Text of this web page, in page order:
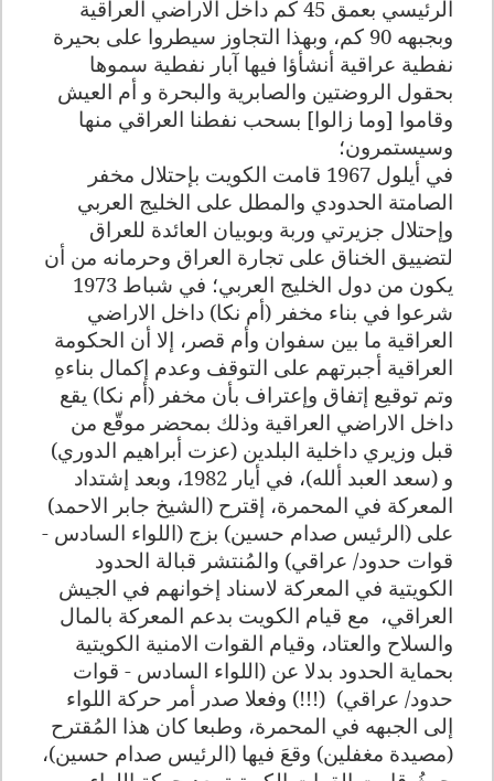
الرئيسي بعمق 45 كم داخل الاراضي العراقية
وبجبهه 90 كم، وبهذا التجاوز سيطروا على بحيرة
نفطية عراقية أنشأؤا فيها آبار نفطية سموها
بحقول الروضتين والصابرية والبحرة و أم العيش
وقاموا [وما زالوا] بسحب نفطنا العراقي منها
وسيستمرون؛
في أيلول 1967 قامت الكويت بإحتلال مخفر
الصامتة الحدودي والمطل على الخليج العربي
وإحتلال جزيرتي وربة وبوبيان العائدة للعراق
لتضييق الخناق على تجارة العراق وحرمانه من أن
يكون من دول الخليج العربي؛ في شباط 1973
شرعوا في بناء مخفر (أم نكا) داخل الاراضي
العراقية ما بين سفوان وأم قصر، إلا أن الحكومة
العراقية أجبرتهم على التوقف وعدم إكمال بناءهِ
وتم توقيع إتفاق وإعتراف بأن مخفر (أم نكا) يقع
داخل الاراضي العراقية وذلك بمحضر موقّع من
قبل وزيري داخلية البلدين (عزت أبراهيم الدوري)
و (سعد العبد ألله)، في أيار 1982، وبعد إشتداد
المعركة في المحمرة، إقترح (الشيخ جابر الاحمد)
على (الرئيس صدام حسين) بزج (اللواء السادس -
قوات حدود/ عراقي) والمُنتشر قبالة الحدود
الكويتية في المعركة لاسناد إخوانهم في الجيش
العراقي، مع قيام الكويت بدعم المعركة بالمال
والسلاح والعتاد، وقيام القوات الامنية الكويتية
بحماية الحدود بدلا عن (اللواء السادس - قوات
حدود/ عراقي) (!!!) وفعلا صدر أمر حركة اللواء
إلى الجبهه في المحمرة، وطبعا كان هذا المُقترح
(مصيدة مغفلين) وقعَ فيها (الرئيس صدام حسين)،